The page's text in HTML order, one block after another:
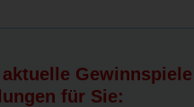
Gewinnspiele
für Sie: